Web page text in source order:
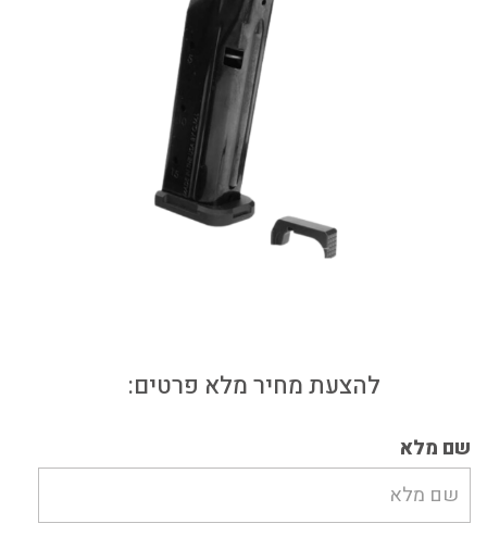
חנות מוצרים
להצעת מחיר מלא פרטים:
שם מלא